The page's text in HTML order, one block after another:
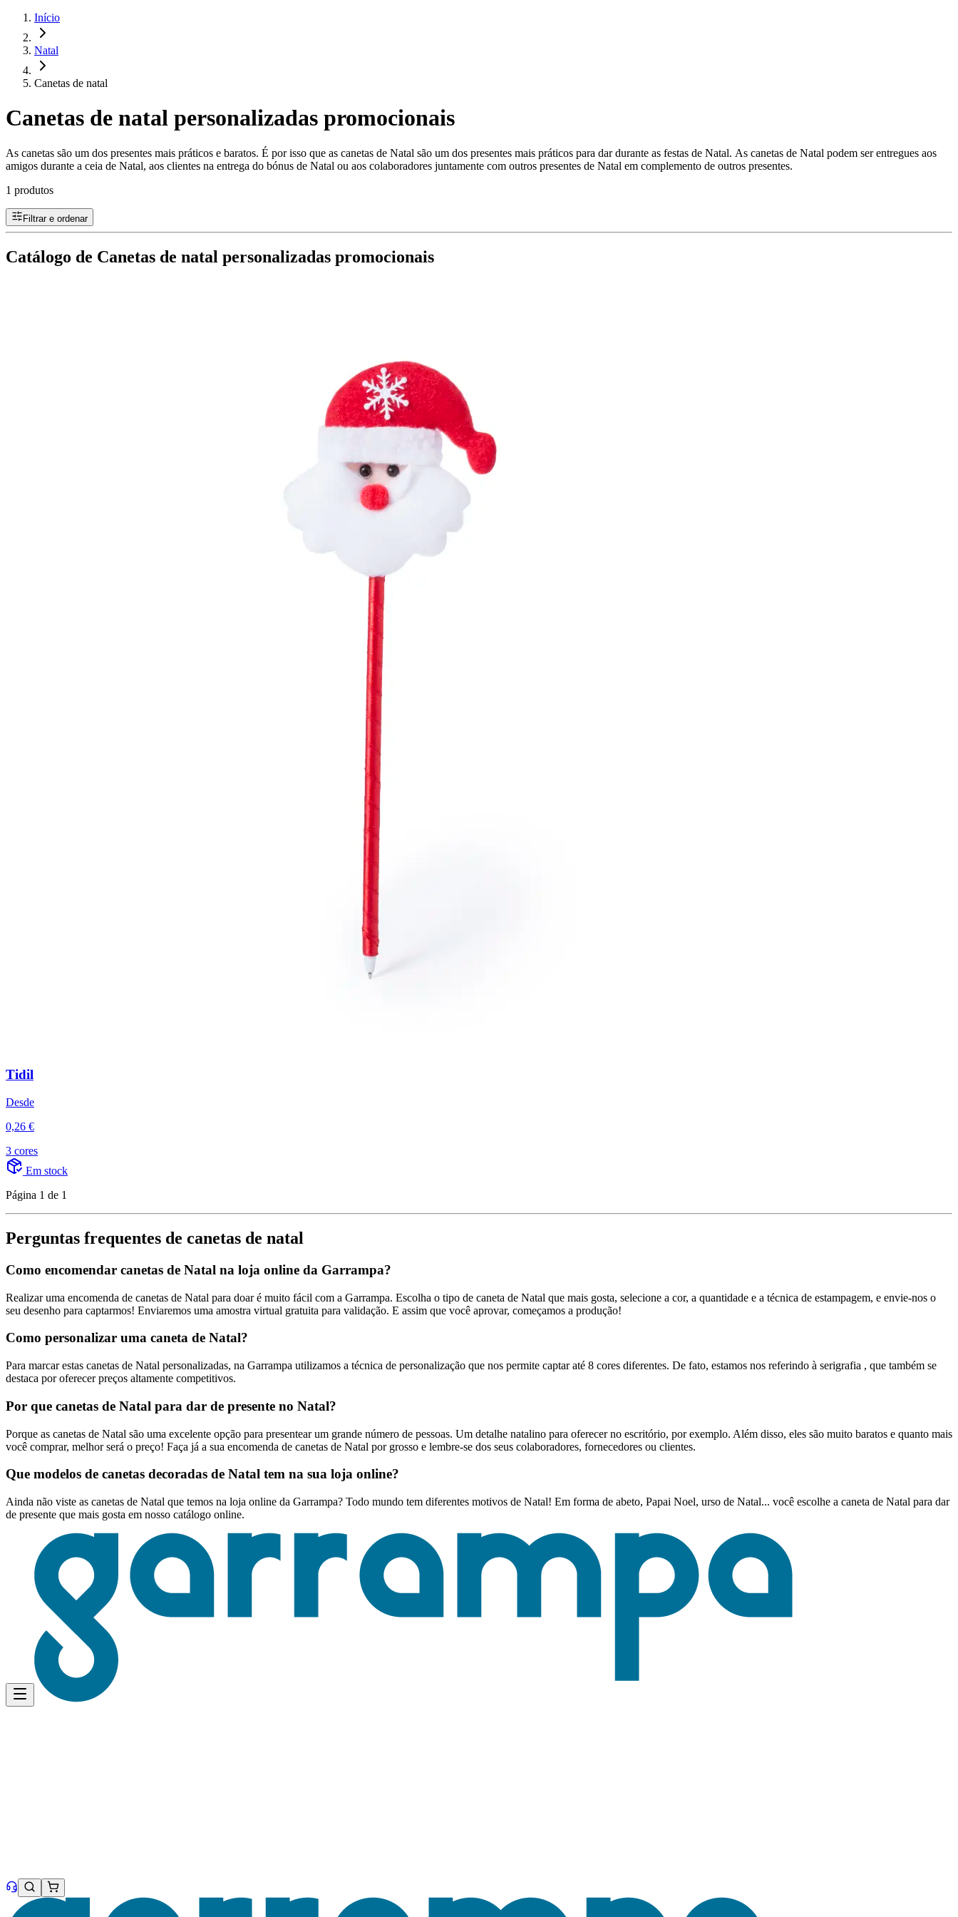
Início
Natal
Canetas de natal
Canetas de natal personalizadas promocionais
As canetas são um dos presentes mais práticos e baratos. É por isso que as canetas de Natal são um dos presentes mais práticos para dar durante as festas de Natal. As canetas de Natal podem ser entregues aos
amigos durante a ceia de Natal, aos clientes na entrega do bónus de Natal ou aos colaboradores juntamente com outros presentes de Natal em complemento de outros presentes.
1 produtos
Filtrar e ordenar
Catálogo de Canetas de natal personalizadas promocionais
Tidil
Desde
0,26 €
3 cores
Em stock
Página 1 de 1
Perguntas frequentes de canetas de natal
Como encomendar canetas de Natal na loja online da Garrampa?
Realizar uma encomenda de canetas de Natal para doar é muito fácil com a Garrampa. Escolha o tipo de caneta de Natal que mais gosta, selecione a cor, a quantidade e a técnica de estampagem, e envie-nos o
seu desenho para captarmos! Enviaremos uma amostra virtual gratuita para validação. E assim que você aprovar, começamos a produção!
Como personalizar uma caneta de Natal?
Para marcar estas canetas de Natal personalizadas, na Garrampa utilizamos a técnica de personalização que nos permite captar até 8 cores diferentes. De fato, estamos nos referindo à serigrafia , que também se
destaca por oferecer preços altamente competitivos.
Por que canetas de Natal para dar de presente no Natal?
Porque as canetas de Natal são uma excelente opção para presentear um grande número de pessoas. Um detalhe natalino para oferecer no escritório, por exemplo. Além disso, eles são muito baratos e quanto mais
você comprar, melhor será o preço! Faça já a sua encomenda de canetas de Natal por grosso e lembre-se dos seus colaboradores, fornecedores ou clientes.
Que modelos de canetas decoradas de Natal tem na sua loja online?
Ainda não viste as canetas de Natal que temos na loja online da Garrampa? Todo mundo tem diferentes motivos de Natal! Em forma de abeto, Papai Noel, urso de Natal... você escolhe a caneta de Natal para dar
de presente que mais gosta em nosso catálogo online.